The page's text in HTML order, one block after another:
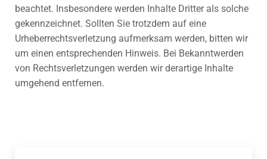
beachtet. Insbesondere werden Inhalte Dritter als solche
gekennzeichnet. Sollten Sie trotzdem auf eine
Urheberrechtsverletzung aufmerksam werden, bitten wir
um einen entsprechenden Hinweis. Bei Bekanntwerden
von Rechtsverletzungen werden wir derartige Inhalte
umgehend entfernen.